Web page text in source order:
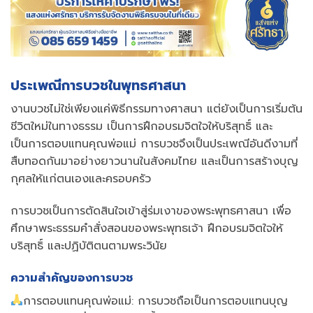
ประเพณีการบวชในพุทธศาสนา
งานบวชไม่ใช่เพียงแค่พิธีกรรมทางศาสนา แต่ยังเป็นการเริ่มต้น
ชีวิตใหม่ในทางธรรม เป็นการฝึกอบรมจิตใจให้บริสุทธิ์ และ
เป็นการตอบแทนคุณพ่อแม่ การบวชจึงเป็นประเพณีอันดีงามที่
สืบทอดกันมาอย่างยาวนานในสังคมไทย และเป็นการสร้างบุญ
กุศลให้แก่ตนเองและครอบครัว
การบวชเป็นการตัดสินใจเข้าสู่ร่มเงาของพระพุทธศาสนา เพื่อ
ศึกษาพระธรรมคำสั่งสอนของพระพุทธเจ้า ฝึกอบรมจิตใจให้
บริสุทธิ์ และปฏิบัติตนตามพระวินัย
ความสำคัญของการบวช
การตอบแทนคุณพ่อแม่: การบวชถือเป็นการตอบแทนบุญ